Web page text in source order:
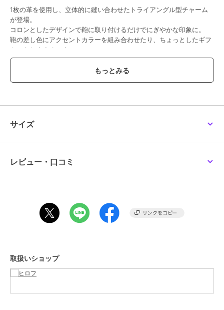
1枚の革を使用し、立体的に縫い合わせたトライアングル型チャーム
が登場。
コロンとしたデザインで鞄に取り付けるだけでにぎやかな印象に。
鞄の差し色にアクセントカラーを組み合わせたり、ちょっとしたギフ
トにもおすすめです。
目薬や小さめの鍵、イヤホン等の収納が可能。
ひもを巻き付ける回数を変えることで長さを調節できるためバッグに
P25－65510）と重ね付けするのもおすすめです。
オリジナルの組み合わせをお愉しみいただけます。
＜CMH（クロモエイチ）＞
質感はヒロフの定番オリジナル素材「ソフトバケッタ」よりもマット
で落ち着いた印象に。
※商品ご購入時にお渡しするお買上げ証明書にお取り扱い上のご注意
とお手入れについての表示がございますのでよくお読みください。
サイズ
レビュー・口コミ
取扱いショップ